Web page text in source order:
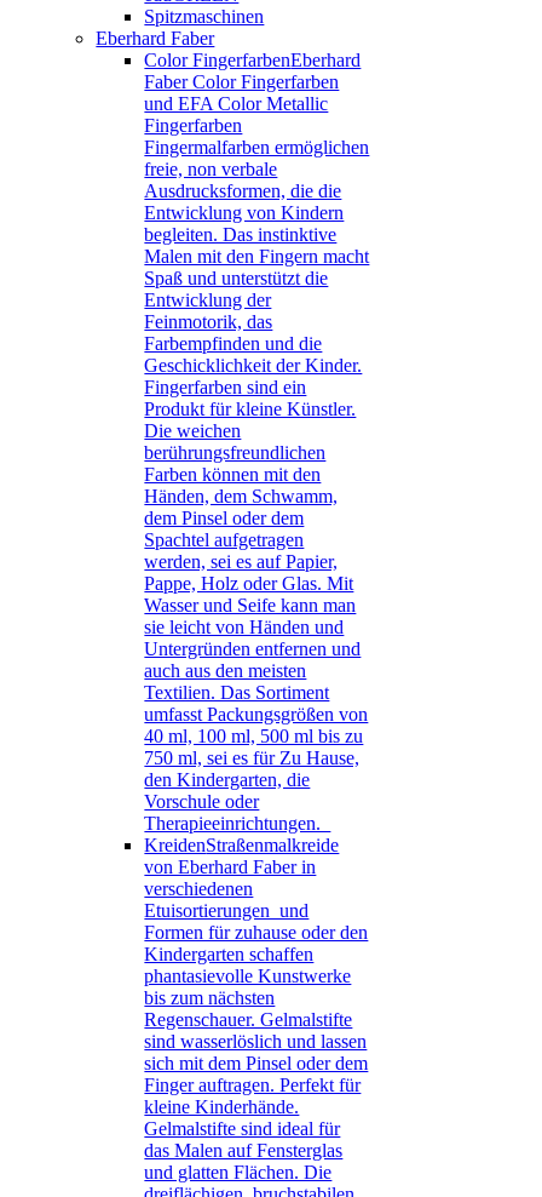
Spitzmaschinen
Eberhard Faber
Color FingerfarbenEberhard
Faber Color Fingerfarben
und EFA Color Metallic
Fingerfarben
Fingermalfarben ermöglichen
freie, non verbale
Ausdrucksformen, die die
Entwicklung von Kindern
begleiten. Das instinktive
Malen mit den Fingern macht
Spaß und unterstützt die
Entwicklung der
Feinmotorik, das
Farbempfinden und die
Geschicklichkeit der Kinder.
Fingerfarben sind ein
Produkt für kleine Künstler.
Die weichen
berührungsfreundlichen
Farben können mit den
Händen, dem Schwamm,
dem Pinsel oder dem
Spachtel aufgetragen
werden, sei es auf Papier,
Pappe, Holz oder Glas. Mit
Wasser und Seife kann man
sie leicht von Händen und
Untergründen entfernen und
auch aus den meisten
Textilien. Das Sortiment
umfasst Packungsgrößen von
40 ml, 100 ml, 500 ml bis zu
750 ml, sei es für Zu Hause,
den Kindergarten, die
Vorschule oder
Therapieeinrichtungen.
KreidenStraßenmalkreide
von Eberhard Faber in
verschiedenen
Etuisortierungen und
Formen für zuhause oder den
Kindergarten schaffen
phantasievolle Kunstwerke
bis zum nächsten
Regenschauer. Gelmalstifte
sind wasserlöslich und lassen
sich mit dem Pinsel oder dem
Finger auftragen. Perfekt für
kleine Kinderhände.
Gelmalstifte sind ideal für
das Malen auf Fensterglas
und glatten Flächen. Die